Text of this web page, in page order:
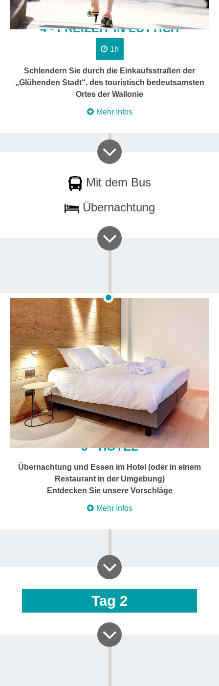
4 - FREIZEIT IN LÜTTICH
1h
Schlendern Sie durch die Einkaufsstraßen der
„Glühenden Stadt“, des touristisch bedeutsamsten
Ortes der Wallonie
Mehr Infos
5 - HOTEL
Übernachtung und Essen im Hotel (oder in einem
Restaurant in der Umgebung)
Entdecken Sie unsere Vorschläge
Mit dem Bus
Übernachtung
Mehr Infos
Tag 2